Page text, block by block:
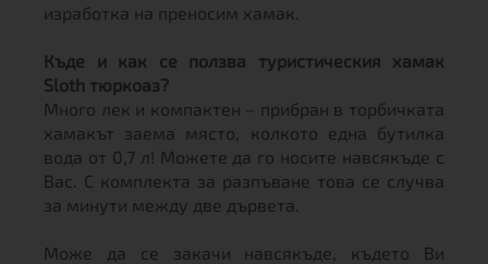
изработка на преносим хамак.
Къде и как се ползва туристическия хамак
Sloth тюркоаз?
Много лек и компактен – прибран в торбичката
хамакът заема място, колкото една бутилка
вода от 0,7 л! Можете да го носите навсякъде с
Вас. С комплекта за разпъване това се случва
за минути между две дървета.
Може да се закачи навсякъде, където Ви